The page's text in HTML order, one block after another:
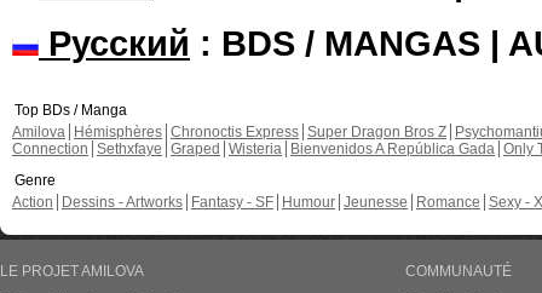
Русский : BDS / MANGAS |
Top BDs / Manga
Amilova
Hémisphères Chronoctis Express Super Dragon Bros Z
Connection Sethxfaye Graped Wisteria Bienvenidos A República Gada Only
Genre
Action
Dessins - Artworks Fantasy - SF Humour Jeunesse Romance Sexy -
LE PROJET AMILOVA
COMMUNAUTÉ